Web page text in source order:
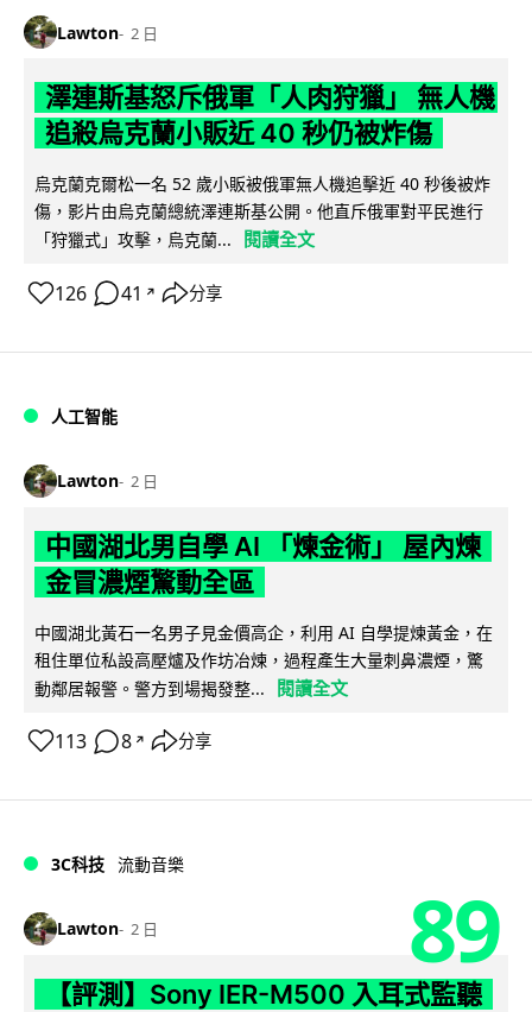
Lawton 2 日
澤連斯基怒斥俄軍「人肉狩獵」 無人機
追殺烏克蘭小販近 40 秒仍被炸傷
烏克蘭克爾松一名 52 歲小販被俄軍無人機追擊近 40 秒後被炸
傷，影片由烏克蘭總統澤連斯基公開。他直斥俄軍對平民進行
「狩獵式」攻擊，烏克蘭...
閱讀全文
126 41 ↗ 分享
人工智能
Lawton 2 日
中國湖北男自學 AI 「煉金術」 屋內煉
金冒濃煙驚動全區
中國湖北黃石一名男子見金價高企，利用 AI 自學提煉黃金，在
租住單位私設高壓爐及作坊冶煉，過程產生大量刺鼻濃煙，驚
動鄰居報警。警方到場揭發整...
閱讀全文
113 8 ↗ 分享
3C科技 流動音樂
Lawton 2 日 89
【評測】Sony IER-M500 入耳式監聽